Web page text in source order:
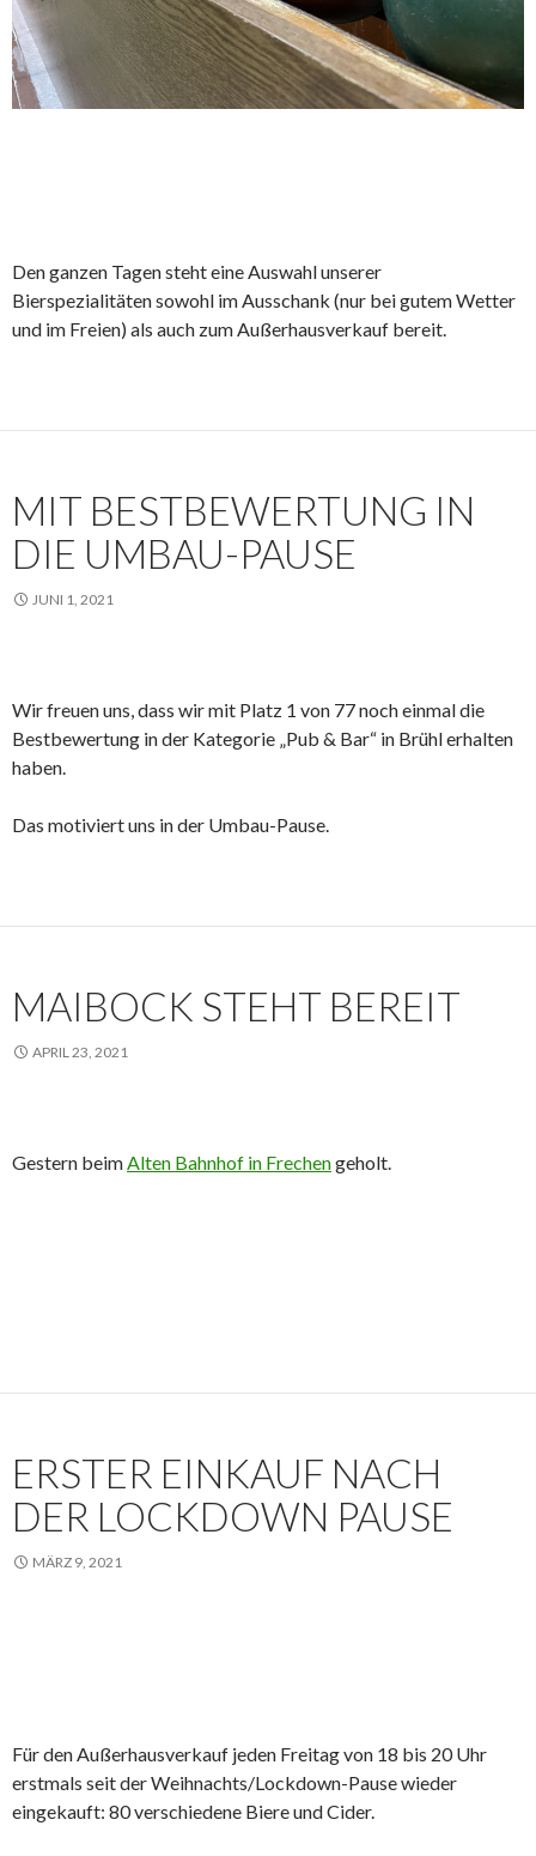
Den ganzen Tagen steht eine Auswahl unserer
Bierspezialitäten sowohl im Ausschank (nur bei gutem Wetter
und im Freien) als auch zum Außerhausverkauf bereit.
MIT BESTBEWERTUNG IN
DIE UMBAU-PAUSE
JUNI 1, 2021
Wir freuen uns, dass wir mit Platz 1 von 77 noch einmal die
Bestbewertung in der Kategorie „Pub & Bar“ in Brühl erhalten
haben.
Das motiviert uns in der Umbau-Pause.
MAIBOCK STEHT BEREIT
APRIL 23, 2021
Gestern beimAlten Bahnhof in Frechengeholt.
ERSTER EINKAUF NACH
DER LOCKDOWN PAUSE
MÄRZ 9, 2021
Für den Außerhausverkauf jeden Freitag von 18 bis 20 Uhr
erstmals seit der Weihnachts/Lockdown-Pause wieder
eingekauft: 80 verschiedene Biere und Cider.